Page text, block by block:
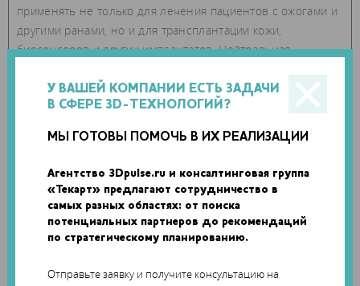
У ВАШЕЙ КОМПАНИИ ЕСТЬ ЗАДАЧИ
В СФЕРЕ 3D-ТЕХНОЛОГИЙ?
МЫ ГОТОВЫ ПОМОЧЬ В ИХ РЕАЛИЗАЦИИ
Агентство 3Dpulse.ru и консалтинговая группа
«Текарт» предлагают сотрудничество в
самых разных областях: от поиска
потенциальных партнеров до рекомендаций
по стратегическому планированию.
Отправьте заявку и получите консультацию на
применять не только для лечения пациентов с ожогами и
другими ранами, но и для трансплантации кожи,
биосенсоров и других имплантатов. Нейтральная
человеческим организмом.
больнице, а также для изучения процесса формирования
токсинов, производства «фильтров» для мест разлива
нефти.